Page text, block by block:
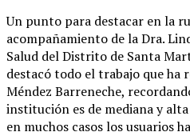
Un punto para destacar en la
acompañamiento de la Dra.
Salud del Distrito de Santa
destacó todo el trabajo que ha
Méndez Barreneche,
institución es de mediana y
en muchos casos los usuarios